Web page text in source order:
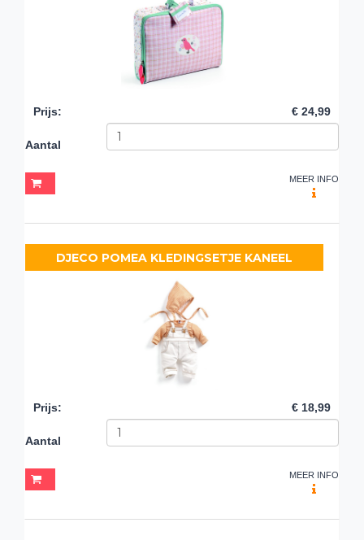
Prijs: € 24,99
Aantal
MEER INFO
DJECO POMEA KLEDINGSETJE KANEEL
Prijs: € 18,99
Aantal
MEER INFO